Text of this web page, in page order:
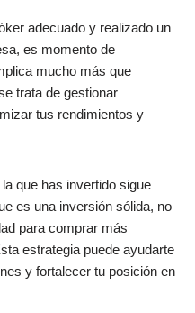
adecuado y realizado un
es momento de
mucho más que
trata de gestionar
tus rendimientos y
que has invertido sigue
es una inversión sólida, no
para comprar más
estrategia puede ayudarte
y fortalecer tu posición en